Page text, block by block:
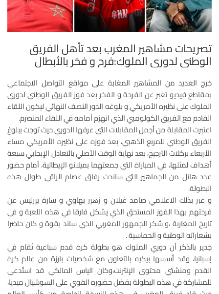
تصريحات مشاهير المغرب بعد تأهل الفريق
الوطني لدوري الملوك:فرح و فخر بالأبطال
خرج العديد من المشاهير المغابة على مواقع التواصل الاجتماعي
بمقاطع فيديو تعبر عن الفرحة و الفخر بعد فوز الفريق الوطني لدوري
الملوك على نظيره الأمريكي و بلوغه الدور النصف النهائي ليكون اللقاء
القادم مع الفريق الكولومبي الذي انهزم أمامه في اللقاء المنصرم.
اعتبرت المقابلة من أجمل المقابلات التي عرفها الدوري حيث توجت ببلوغ
الفريق الوطني للمربع الذهبي، بعد فوزه على نظيره الأمريكي مساء
الأربعاء بركلات الترجيح، بعد نهاية الوقت الأصلي بالتعادل الإيجابي سبعة
أهداف لمثلها، في المباراة التي جمعتهما بميلانو الإيطالية، أمام حضور
عدد هائل من الجماهير التي ساندت رفاق عصام الراقي طوال هذه
البطولة.
و عبر بذلك الاعلامي صامد غيلان و زهير بهاوي و سارة بيرليس عن
فرحتهم بهذا الفوز المستحق الذي يشكل فارقا في هذه اللعبة و في
تاريخ المغاربة ،و شكر الجمهور المغربي الذي ساند بقوة و كان حاضرا
بشعاراته الوطنية و الحماسية .
جدير بالذكر أن دوري الملوك هو بطولة كرة قدم سباعية تُقام في
إسبانيا، وقد أسسها بيكيه بالتعاون مع شخصيات بارزة من عالم كرة
القدم ومنشئي محتوى الإنترنت،وكان الياس المالكي قد استُدعي
للمشاركة في هذه البطولة بفضل حضوره القوي على السوشيال ميديا،